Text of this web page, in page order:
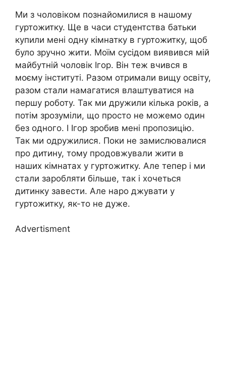
Ми з чоловіком познайомилися в нашому
гуртожитку. Ще в часи студентства батьки
купили мені одну кімнатку в гуртожитку, щоб
було зручно жити. Моїм сусідом виявився мій
майбутній чоловік Ігор. Він теж вчився в
моєму інституті. Разом отримали вищу освіту,
разом стали намагатися влаштуватися на
першу роботу. Так ми дружили кілька років, а
потім зрозуміли, що просто не можемо один
без одного. І Ігор зробив мені пропозицію.
Так ми одружилися. Поки не замислювалися
про дитину, тому продовжували жити в
наших кімнатах у гуртожитку. Але тепер і ми
стали заробляти більше, так і хочеться
дитинку завести. Але наро джувати у
гуртожитку, як-то не дуже.
Advertisment